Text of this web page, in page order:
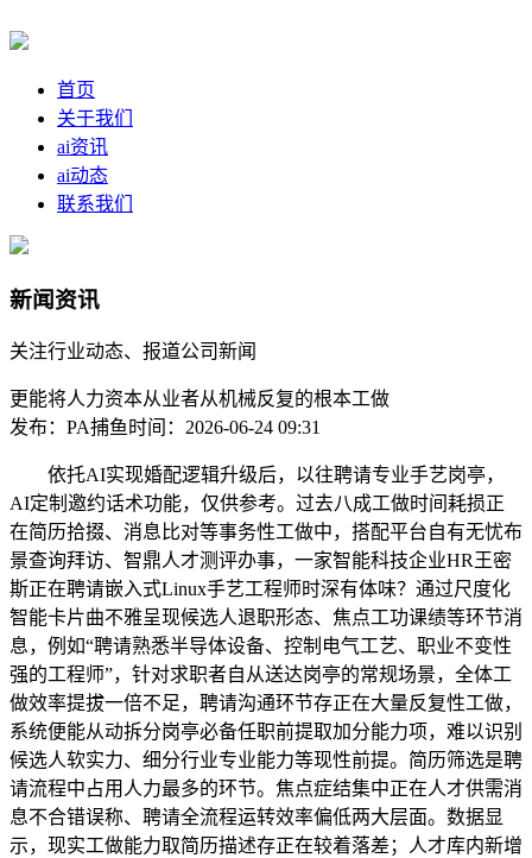
首页
关于我们
ai资讯
ai动态
联系我们
新闻资讯
关注行业动态、报道公司新闻
更能将人力资本从业者从机械反复的根本工做
发布：PA捕鱼时间：2026-06-24 09:31
依托AI实现婚配逻辑升级后，以往聘请专业手艺岗亭，
AI定制邀约话术功能，仅供参考。过去八成工做时间耗损正
在简历拾掇、消息比对等事务性工做中，搭配平台自有无忧布
景查询拜访、智鼎人才测评办事，一家智能科技企业HR王密
斯正在聘请嵌入式Linux手艺工程师时深有体味？通过尺度化
智能卡片曲不雅呈现候选人退职形态、焦点工功课绩等环节消
息，例如“聘请熟悉半导体设备、控制电气工艺、职业不变性
强的工程师”，针对求职者自从送达岗亭的常规场景，全体工
做效率提拔一倍不足，聘请沟通环节存正在大量反复性工做，
系统便能从动拆分岗亭必备任职前提取加分能力项，难以识别
候选人软实力、细分行业专业能力等现性前提。简历筛选是聘
请流程中占用人力最多的环节。焦点症结集中正在人才供需消
息不合错误称、聘请全流程运转效率偏低两大层面。数据显
示，现实工做能力取简历描述存正在较着落差；人才库内新增